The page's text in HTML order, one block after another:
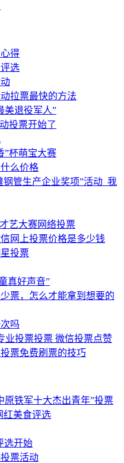
得
选
拉票最快的方法
美退役军人”
投票开始了
”杯萌宝大赛
么价格
钢管生产企业奖项”活动_我
艺大赛网络投票
网上投票价格是多少钱
投票
真好声音”
票，怎么才能拿到想要的
吗
业投票投票 微信投票点赞
票免费刷票的技巧
原铁军十大杰出青年”投票
红美食评选
选开始
票活动